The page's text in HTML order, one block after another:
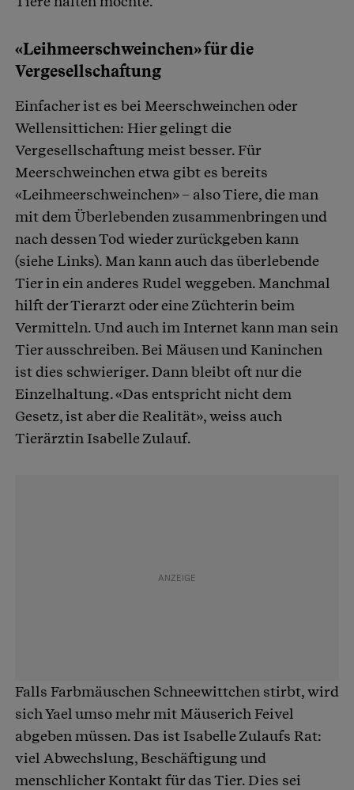
«Leihmeerschweinchen» für die
Vergesellschaftung
Einfacher ist es bei Meerschweinchen oder
Wellensittichen: Hier gelingt die
Vergesellschaftung meist besser. Für
Meerschweinchen etwa gibt es bereits
«Leihmeerschweinchen» – also Tiere, die man
mit dem Überlebenden zusammenbringen und
nach dessen Tod wieder zurückgeben kann
(siehe Links). Man kann auch das überlebende
Tier in ein anderes Rudel weggeben. Manchmal
hilft der Tierarzt oder eine Züchterin beim
Vermitteln. Und auch im Internet kann man sein
Tier ausschreiben. Bei Mäusen und Kaninchen
ist dies schwieriger. Dann bleibt oft nur die
Einzelhaltung. «Das entspricht nicht dem
Gesetz, ist aber die Realität», weiss auch
Tierärztin Isabelle Zulauf.
Falls Farbmäuschen Schneewittchen stirbt, wird
sich Yael umso mehr mit Mäuserich Feivel
abgeben müssen. Das ist Isabelle Zulaufs Rat:
viel Abwechslung, Beschäftigung und
menschlicher Kontakt für das Tier. Dies sei